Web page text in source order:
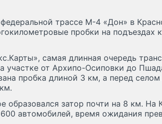
трассе М-4 «Дон» в
пробки на подъездах
самая длинная очередь
участке от Архипо-Осиповки до
пробка длиной 3 км, а перед
образовался затор почти на 8 км.
автомобилей, время ожидания